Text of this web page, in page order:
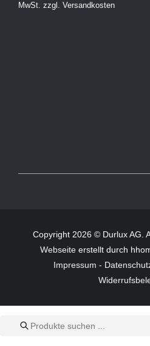
MwSt. zzgl. Versandkosten
Copyright 2026 © Durlux AG.
Webseite erstellt durch
Impressum -
Products
search